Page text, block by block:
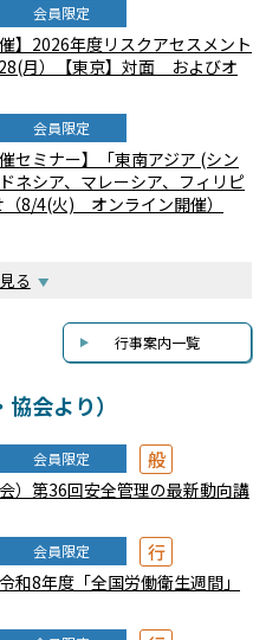
会員限定
】2026年度リスクアセスメント
月）【東京】対面 およびオ
会員限定
セミナー】「東南アジア (シン
ネシア、マレーシア、フィリピ
8/4(火) オンライン開催）
る
行事案内一覧
会より）
会員限定 般
）第36回安全管理の最新動向講
会員限定 行
和8年度「全国労働衛生週間」